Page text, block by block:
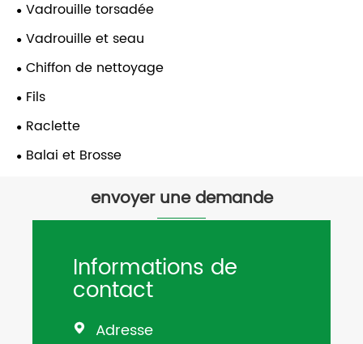
Vadrouille torsadée
Vadrouille et seau
Chiffon de nettoyage
Fils
Raclette
Balai et Brosse
envoyer une demande
Informations de
contact
 Adresse